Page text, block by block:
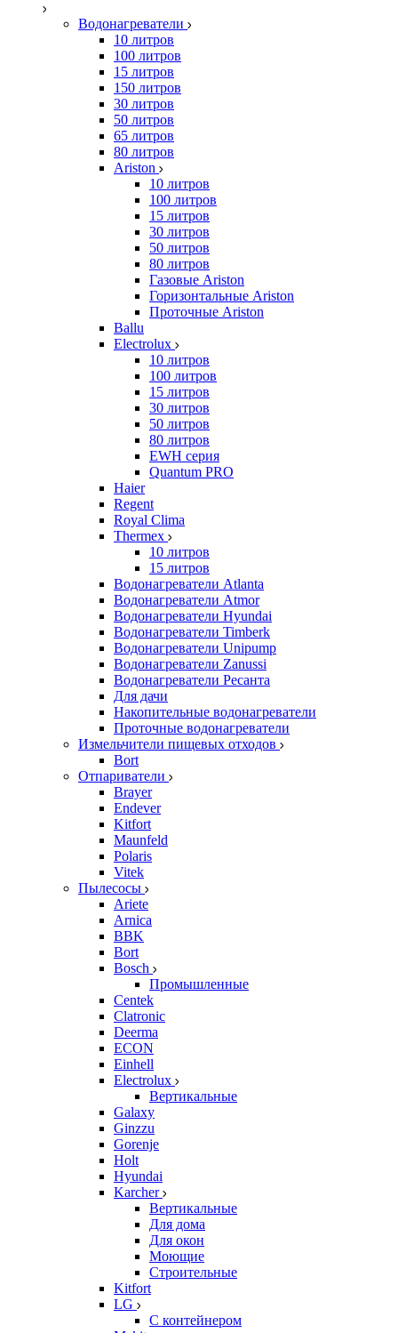
Водонагреватели
10 литров
100 литров
15 литров
150 литров
30 литров
50 литров
65 литров
80 литров
Ariston
10 литров
100 литров
15 литров
30 литров
50 литров
80 литров
Газовые Ariston
Горизонтальные Ariston
Проточные Ariston
Ballu
Electrolux
10 литров
100 литров
15 литров
30 литров
50 литров
80 литров
EWH серия
Quantum PRO
Haier
Regent
Royal Clima
Thermex
10 литров
15 литров
Водонагреватели Atlanta
Водонагреватели Atmor
Водонагреватели Hyundai
Водонагреватели Timberk
Водонагреватели Unipump
Водонагреватели Zanussi
Водонагреватели Ресанта
Для дачи
Накопительные водонагреватели
Проточные водонагреватели
Измельчители пищевых отходов
Bort
Отпариватели
Brayer
Endever
Kitfort
Maunfeld
Polaris
Vitek
Пылесосы
Ariete
Arnica
BBK
Bort
Bosch
Промышленные
Centek
Clatronic
Deerma
ECON
Einhell
Electrolux
Вертикальные
Galaxy
Ginzzu
Gorenje
Holt
Hyundai
Karcher
Вертикальные
Для дома
Для окон
Моющие
Строительные
Kitfort
LG
С контейнером